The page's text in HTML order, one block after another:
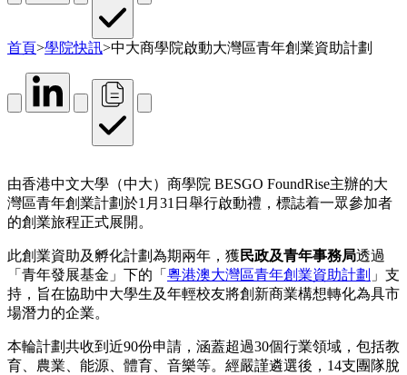
首頁>學院快訊>中大商學院啟動大灣區青年創業資助計劃
由香港中文大學（中大）商學院 BESGO FoundRise主辦的大
灣區青年創業計劃於1月31日舉行啟動禮，標誌着一眾參加者
的創業旅程正式展開。
此創業資助及孵化計劃為期兩年，獲 民政及青年事務局透過
「青年發展基金」下的「 粵港澳大灣區青年創業資助計劃 」支
持，旨在協助中大學生及年輕校友將創新商業構想轉化為具市
場潛力的企業。
本輪計劃共收到近90份申請，涵蓋超過30個行業領域，包括教
育、農業、能源、體育、音樂等。經嚴謹遴選後，14支團隊脫